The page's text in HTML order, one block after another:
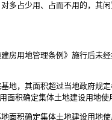
多占少用、占而不用的，其闲
用地管理条例》施行后未经
地，其面积超过当地政府规
积确定集体土地建设用地使
积确定集体土地建设用地使